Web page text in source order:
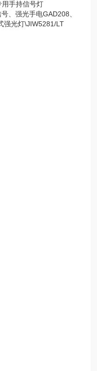
手持信号灯
、强光手电GAD208、
强光灯\JIW5281/LT